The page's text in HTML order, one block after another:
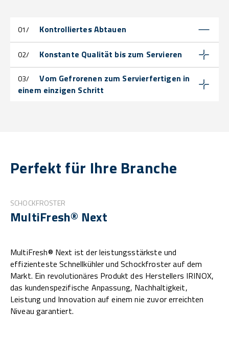
01/ Kontrolliertes Abtauen
02/ Konstante Qualität bis zum Servieren
03/
Vom Gefrorenen zum Servierfertigen in
einem einzigen Schritt
Perfekt für Ihre Branche
SCHOCKFROSTER
MultiFresh® Next
MultiFresh® Next ist der leistungsstärkste und
effizienteste Schnellkühler und Schockfroster auf dem
Markt. Ein revolutionäres Produkt des Herstellers IRINOX,
das kundenspezifische Anpassung, Nachhaltigkeit,
Leistung und Innovation auf einem nie zuvor erreichten
Niveau garantiert.